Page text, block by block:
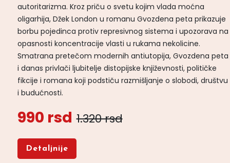
autoritarizma. Kroz priču o svetu kojim vlada moćna
oligarhija, Džek London u romanu Gvozdena peta prikazuje
borbu pojedinca protiv represivnog sistema i upozorava na
opasnosti koncentracije vlasti u rukama nekolicine.
Smatrana pretečom modernih antiutopija, Gvozdena peta
i danas privlači ljubitelje distopijske književnosti, političke
fikcije i romana koji podstiču razmišljanje o slobodi, društvu
i budućnosti.
990 rsd 1.320 rsd
Detaljnije